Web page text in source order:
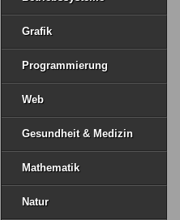
Grafik
Programmierung
Web
Gesundheit & Medizin
Mathematik
Natur